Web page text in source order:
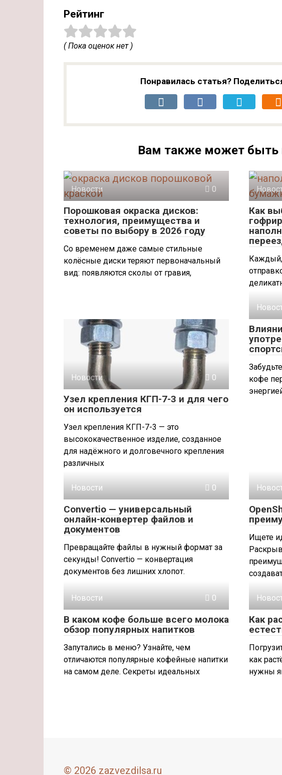
Рейтинг
( Пока оценок нет )
Понравилась статья?
Вам также может быть
Новости 0
Порошковая окраска дисков:
технология, преимущества и
советы по выбору в 2026 году
Со временем даже самые стильные
колёсные диски теряют первоначальный
вид: появляются сколы от гравия,
Как
Каждый,
Новости 0
Узел крепления КГП-7-3 и для чего
он используется
Узел крепления КГП-7-3 — это
высококачественное изделие, созданное
для надёжного и долговечного крепления
различных
кофе
Новости 0
Convertio — универсальный
онлайн-конвертер файлов и
документов
Превращайте файлы в нужный формат за
секунды! Convertio — конвертация
документов без лишних хлопот.
Ищете
Новости 0
В каком кофе больше всего молока
обзор популярных напитков
Запутались в меню? Узнайте, чем
отличаются популярные кофейные напитки
на самом деле. Секреты идеальных
Как
как
нужны
© 2026 zazvezdilsa.ru